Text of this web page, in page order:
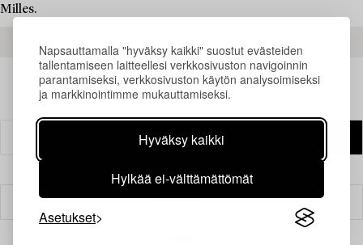
Napsauttamalla "hyväksy kaikki" suostut evästeiden
tallentamiseen laitteellesi verkkosivuston navigoinnin
parantamiseksi, verkkosivuston käytön analysoimiseksi
ja markkinointimme mukauttamiseksi.
Hyväksy kaikki
Hylkää ei-välttämättömät
Asetukset
Milles.